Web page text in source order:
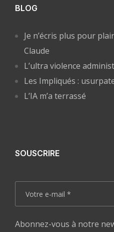
BLOG
Je n’écris plus pour
Claude
L’ultra violence
Les Impliqués :
L’IA m’a terrassé
SOUSCRIRE
Abonnez-vous à notre